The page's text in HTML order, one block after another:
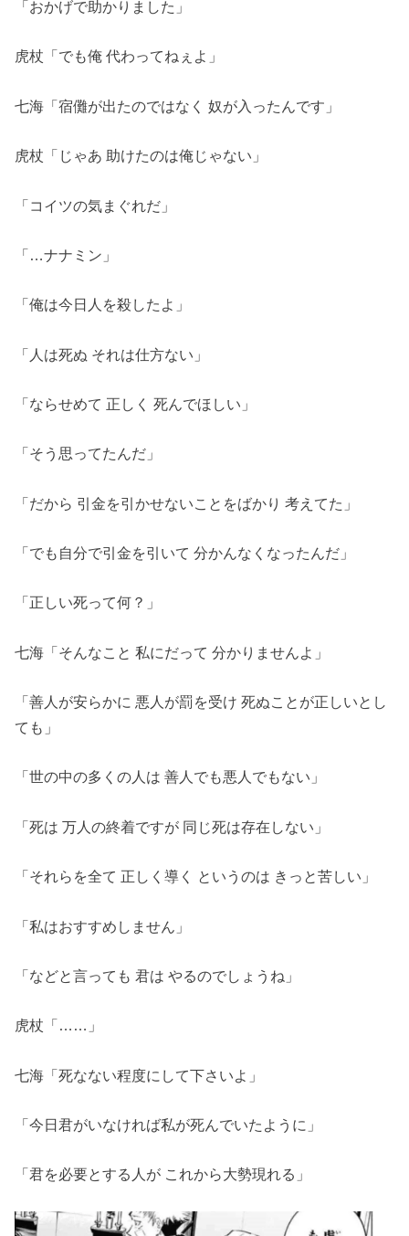
「おかげで助かりました」
虎杖「でも俺 代わってねぇよ」
七海「宿儺が出たのではなく 奴が入ったんです」
虎杖「じゃあ 助けたのは俺じゃない」
「コイツの気まぐれだ」
「…ナナミン」
「俺は今日人を殺したよ」
「人は死ぬ それは仕方ない」
「ならせめて 正しく 死んでほしい」
「そう思ってたんだ」
「だから 引金を引かせないことをばかり 考えてた」
「でも自分で引金を引いて 分かんなくなったんだ」
「正しい死って何？」
七海「そんなこと 私にだって 分かりませんよ」
「善人が安らかに 悪人が罰を受け 死ぬことが正しいとし
ても」
「世の中の多くの人は 善人でも悪人でもない」
「死は 万人の終着ですが 同じ死は存在しない」
「それらを全て 正しく導く というのは きっと苦しい」
「私はおすすめしません」
「などと言っても 君は やるのでしょうね」
虎杖「……」
七海「死なない程度にして下さいよ」
「今日君がいなければ私が死んでいたように」
「君を必要とする人が これから大勢現れる」